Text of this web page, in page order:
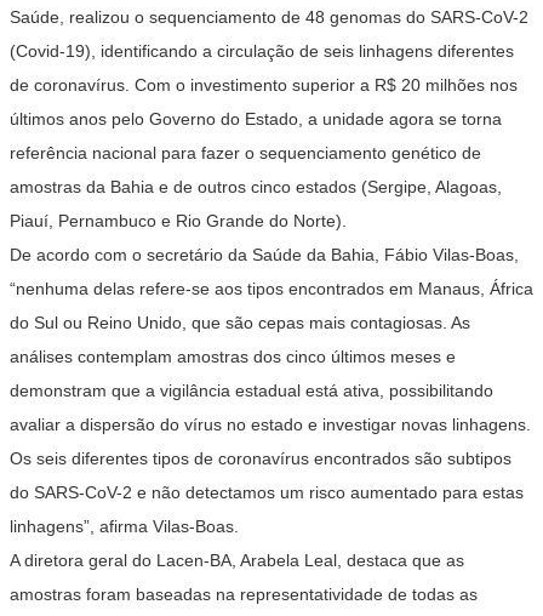
Saúde, realizou o sequenciamento de 48 genomas do SARS-CoV-2
(Covid-19), identificando a circulação de seis linhagens diferentes
de coronavírus. Com o investimento superior a R$ 20 milhões nos
últimos anos pelo Governo do Estado, a unidade agora se torna
referência nacional para fazer o sequenciamento genético de
amostras da Bahia e de outros cinco estados (Sergipe, Alagoas,
Piauí, Pernambuco e Rio Grande do Norte).
De acordo com o secretário da Saúde da Bahia, Fábio Vilas-Boas,
“nenhuma delas refere-se aos tipos encontrados em Manaus, África
do Sul ou Reino Unido, que são cepas mais contagiosas. As
análises contemplam amostras dos cinco últimos meses e
demonstram que a vigilância estadual está ativa, possibilitando
avaliar a dispersão do vírus no estado e investigar novas linhagens.
Os seis diferentes tipos de coronavírus encontrados são subtipos
do SARS-CoV-2 e não detectamos um risco aumentado para estas
linhagens”, afirma Vilas-Boas.
A diretora geral do Lacen-BA, Arabela Leal, destaca que as
amostras foram baseadas na representatividade de todas as